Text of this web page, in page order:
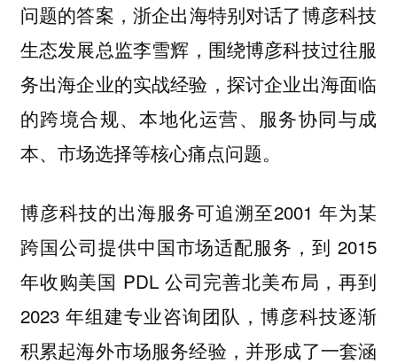
问题的答案， 浙企出海特别对话了博彦科技
生态发展总监李雪辉 ，围绕博彦科技过往服
务出海企业的实战经验， 探讨企业出海面临
的跨境合规、本地化运营、服务协同与成
本、市场选择等核心痛点问题。
博彦科技的出海服务可追溯至2001 年为某
跨国公司提供中国市场适配服务，到 2015
年收购美国 PDL 公司完善北美布局，再到
2023 年组建专业咨询团队，博彦科技逐渐
积累起海外市场服务经验，并形成了一套涵